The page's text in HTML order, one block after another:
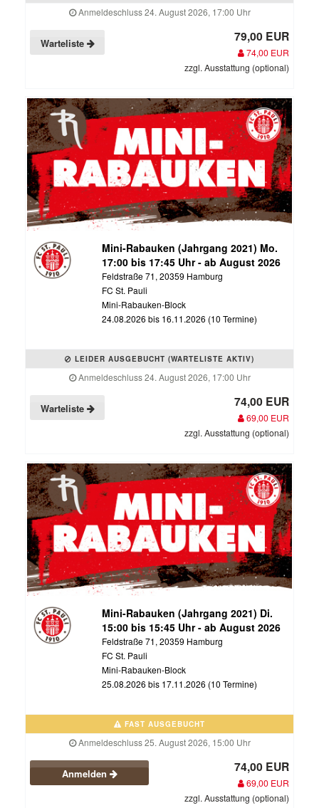
Anmeldeschluss 24. August 2026, 17:00 Uhr
Warteliste 79,00 EUR
74,00 EUR
zzgl. Ausstattung (optional)
Mini-Rabauken (Jahrgang 2021) Mo.
17:00 bis 17:45 Uhr - ab August 2026
Feldstraße 71, 20359 Hamburg
FC St. Pauli
Mini-Rabauken-Block
24.08.2026 bis 16.11.2026 (10 Termine)
LEIDER AUSGEBUCHT (WARTELISTE AKTIV)
Anmeldeschluss 24. August 2026, 17:00 Uhr
Warteliste 74,00 EUR
69,00 EUR
zzgl. Ausstattung (optional)
Mini-Rabauken (Jahrgang 2021) Di.
15:00 bis 15:45 Uhr - ab August 2026
Feldstraße 71, 20359 Hamburg
FC St. Pauli
Mini-Rabauken-Block
25.08.2026 bis 17.11.2026 (10 Termine)
FAST AUSGEBUCHT
Anmeldeschluss 25. August 2026, 15:00 Uhr
Anmelden 74,00 EUR
69,00 EUR
zzgl. Ausstattung (optional)